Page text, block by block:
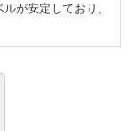
が安定しており、